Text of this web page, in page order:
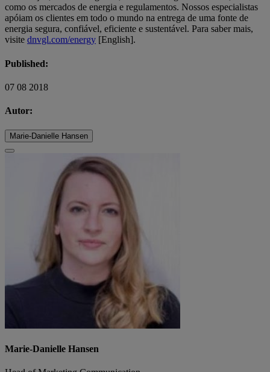
como os mercados de energia e regulamentos. Nossos especialistas
apóiam os clientes em todo o mundo na entrega de uma fonte de
energia segura, confiável, eficiente e sustentável. Para saber mais,
visite dnvgl.com/energy [English].
Published:
07 08 2018
Autor:
Marie-Danielle Hansen
Marie-Danielle Hansen